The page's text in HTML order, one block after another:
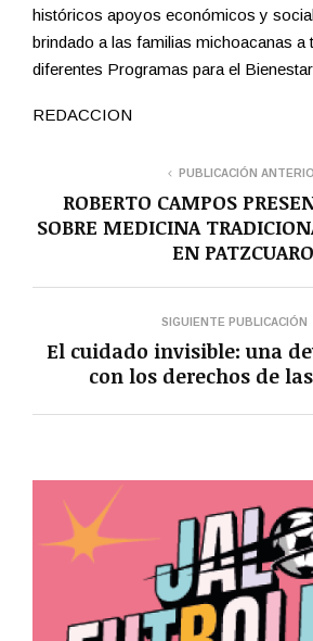
históricos apoyos económicos y
brindado a las familias michoacanas a
diferentes Programas para el
REDACCION
PUBLICACIÓN
ROBERTO CAMPOS
SOBRE MEDICINA
EN PATZCUARO
SIGUIENTE PUBLICACIÓN
El cuidado invisible: una
con los derechos de